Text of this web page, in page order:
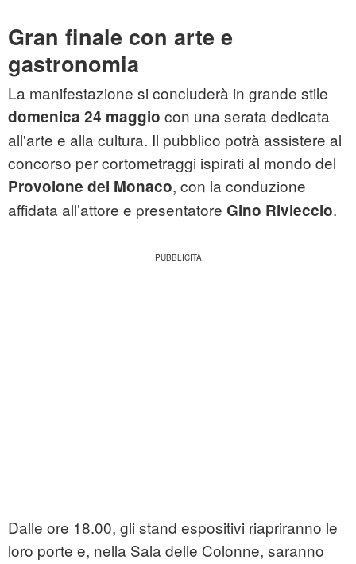
Gran finale con arte e
gastronomia
La manifestazione si concluderà in grande stile
domenica 24 maggio con una serata dedicata
all'arte e alla cultura. Il pubblico potrà assistere al
concorso per cortometraggi ispirati al mondo del
Provolone del Monaco, con la conduzione
affidata all’attore e presentatore Gino Rivieccio.
Dalle ore 18.00, gli stand espositivi riapriranno le
loro porte e, nella Sala delle Colonne, saranno